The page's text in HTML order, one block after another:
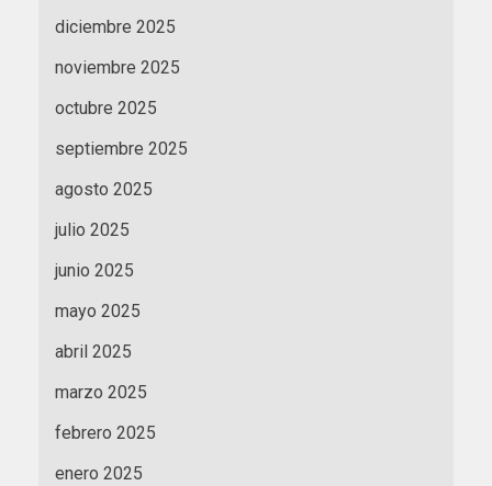
diciembre 2025
noviembre 2025
octubre 2025
septiembre 2025
agosto 2025
julio 2025
junio 2025
mayo 2025
abril 2025
marzo 2025
febrero 2025
enero 2025